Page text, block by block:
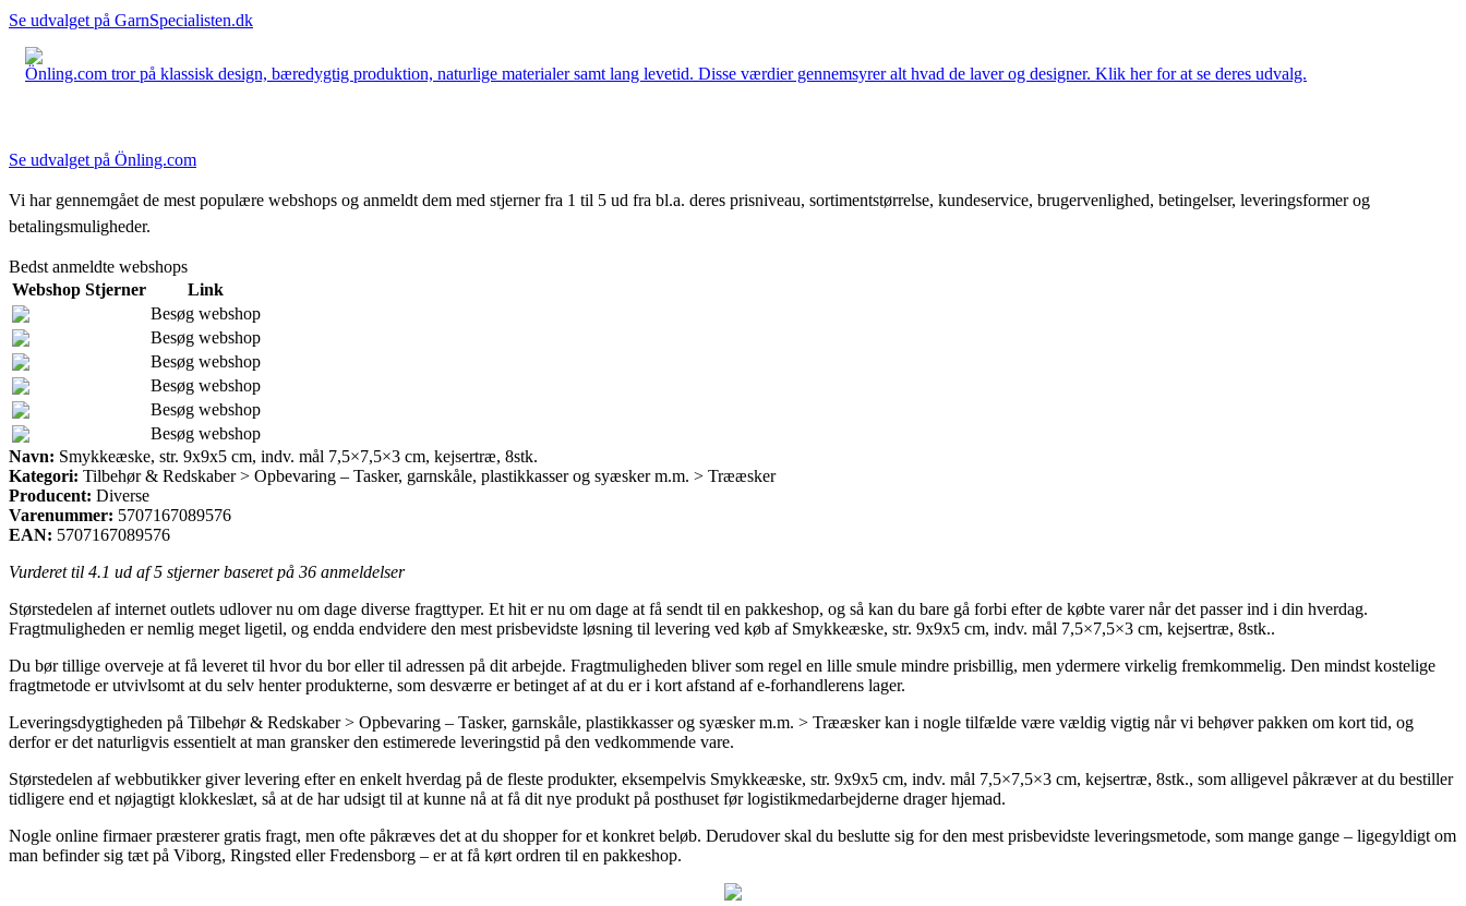
Se udvalget på GarnSpecialisten.dk
Önling.com tror på klassisk design, bæredygtig produktion, naturlige materialer samt lang levetid. Disse værdier gennemsyrer alt hvad de laver og designer. Klik her for at se deres udvalg.
Se udvalget på Önling.com
Vi har gennemgået de mest populære webshops og anmeldt dem med stjerner fra 1 til 5 ud fra bl.a. deres prisniveau, sortimentstørrelse, kundeservice, brugervenlighed, betingelser, leveringsformer og
betalingsmuligheder.
Bedst anmeldte webshops
Webshop Stjerner
Link
Besøg webshop
Besøg webshop
Besøg webshop
Besøg webshop
Besøg webshop
Besøg webshop
Navn: Smykkeæske, str. 9x9x5 cm, indv. mål 7,5×7,5×3 cm, kejsertræ, 8stk.
Kategori: Tilbehør & Redskaber > Opbevaring – Tasker, garnskåle, plastikkasser og syæsker m.m. > Trææsker
Producent: Diverse
Varenummer: 5707167089576
EAN: 5707167089576
Vurderet til 4.1 ud af 5 stjerner baseret på 36 anmeldelser
Størstedelen af internet outlets udlover nu om dage diverse fragttyper. Et hit er nu om dage at få sendt til en pakkeshop, og så kan du bare gå forbi efter de købte varer når det passer ind i din hverdag.
Fragtmuligheden er nemlig meget ligetil, og endda endvidere den mest prisbevidste løsning til levering ved køb af Smykkeæske, str. 9x9x5 cm, indv. mål 7,5×7,5×3 cm, kejsertræ, 8stk..
Du bør tillige overveje at få leveret til hvor du bor eller til adressen på dit arbejde. Fragtmuligheden bliver som regel en lille smule mindre prisbillig, men ydermere virkelig fremkommelig. Den mindst kostelige
fragtmetode er utvivlsomt at du selv henter produkterne, som desværre er betinget af at du er i kort afstand af e-forhandlerens lager.
Leveringsdygtigheden på Tilbehør & Redskaber > Opbevaring – Tasker, garnskåle, plastikkasser og syæsker m.m. > Trææsker kan i nogle tilfælde være vældig vigtig når vi behøver pakken om kort tid, og
derfor er det naturligvis essentielt at man gransker den estimerede leveringstid på den vedkommende vare.
Størstedelen af webbutikker giver levering efter en enkelt hverdag på de fleste produkter, eksempelvis Smykkeæske, str. 9x9x5 cm, indv. mål 7,5×7,5×3 cm, kejsertræ, 8stk., som alligevel påkræver at du bestiller
tidligere end et nøjagtigt klokkeslæt, så at de har udsigt til at kunne nå at få dit nye produkt på posthuset før logistikmedarbejderne drager hjemad.
Nogle online firmaer præsterer gratis fragt, men ofte påkræves det at du shopper for et konkret beløb. Derudover skal du beslutte sig for den mest prisbevidste leveringsmetode, som mange gange – ligegyldigt om
man befinder sig tæt på Viborg, Ringsted eller Fredensborg – er at få kørt ordren til en pakkeshop.